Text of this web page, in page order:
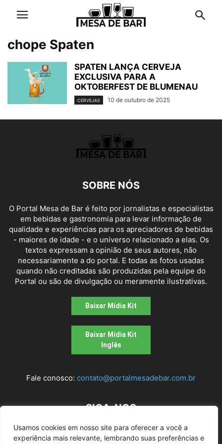
Usamos cookies em nosso site para oferecer a você a
experiência mais relevante, lembrando suas preferências e
chope Spaten
SPATEN LANÇA CERVEJA
EXCLUSIVA PARA A
OKTOBERFEST DE BLUMENAU
CERVEJAS 10 de outubro de 2025
SOBRE NÓS
O Portal Mesa de Bar é feito por jornalistas e especialistas
em bebidas e gastronomia para levar informação de
qualidade e experiências para os apreciadores de bebidas
- maiores de idade - e o universo relacionado a elas. Os
textos expressam a opinião de seus autores, não
necessariamente a do portal. E todas as fotos usadas
quando não creditadas são produzidas pela equipe do
Portal ou são de divulgação ou meramente ilustrativas.
Baixar Mídia Kit
Baixar Mídia Kit
Inglês
Fale conosco: contato@portalmesadebar.com.br
SIGA-NOS